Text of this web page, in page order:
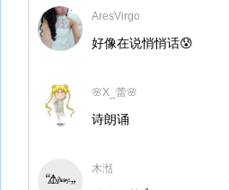
AresVirgo
好像在说悄悄话😰
🌸X_蕾🌸
诗朗诵
木湉